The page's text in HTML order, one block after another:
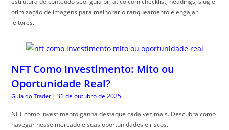
otimização de imagens para melhorar o ranqueamento e engajar
leitores.
NFT Como Investimento: Mito ou
Oportunidade Real?
Guia do Trader | 31 de outubro de 2025
NFT como investimento ganha destaque cada vez mais. Descubra como
navegar nesse mercado e suas oportunidades e riscos.